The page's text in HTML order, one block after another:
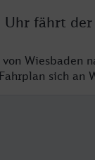
fährt der
Wiesbaden
sich an